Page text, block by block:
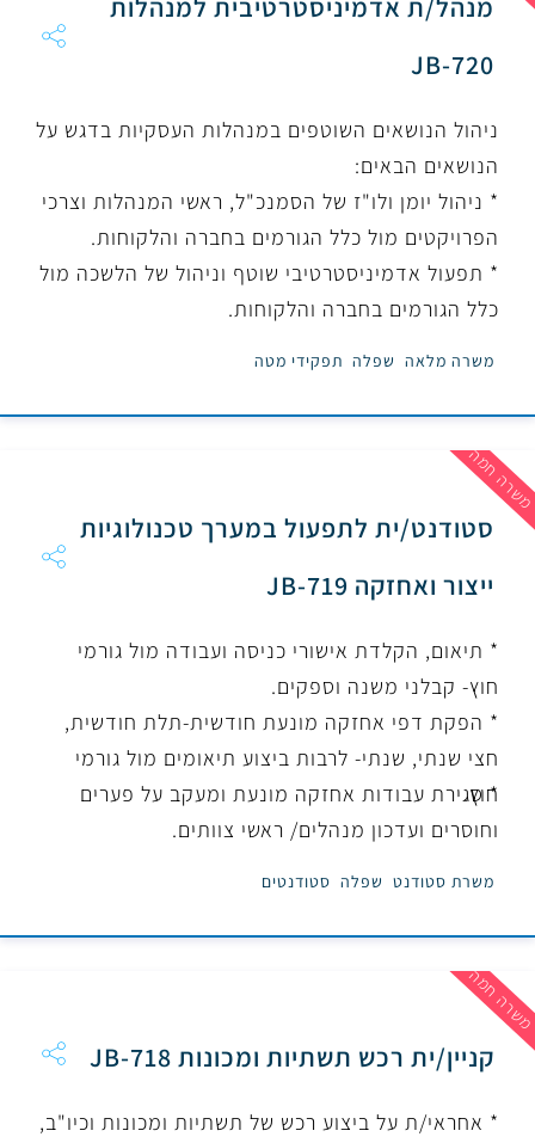
מנהל/ת אדמיניסטרטיבית למנהלות
JB-720
ניהול הנושאים השוטפים במנהלות העסקיות בדגש על
הנושאים הבאים:
* ניהול יומן ולו"ז של הסמנכ"ל, ראשי המנהלות וצרכי
הפרויקטים מול כלל הגורמים בחברה והלקוחות.
* תפעול אדמיניסטרטיבי שוטף וניהול של הלשכה מול
כלל הגורמים בחברה והלקוחות.
משרה מלאה שפלה תפקידי מטה
חמה
סטודנט/ית לתפעול במערך טכנולוגיות
ייצור ואחזקה JB-719
* תיאום, הקלדת אישורי כניסה ועבודה מול גורמי
חוץ- קבלני משנה וספקים.
* הפקת דפי אחזקה מונעת חודשית-תלת חודשית,
חצי שנתי, שנתי- לרבות ביצוע תיאומים מול גורמי
חוץ.
* סגירת עבודות אחזקה מונעת ומעקב על פערים
וחוסרים ועדכון מנהלים/ ראשי צוותים.
משרת סטודנט שפלה סטודנטים
חמה
קניין/ית רכש תשתיות ומכונות JB-718
* אחראי/ת על ביצוע רכש של תשתיות ומכונות וכיו"ב,